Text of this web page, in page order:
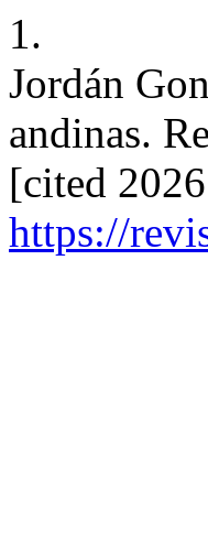
1.
Jordán
andinas.
[cited
https://